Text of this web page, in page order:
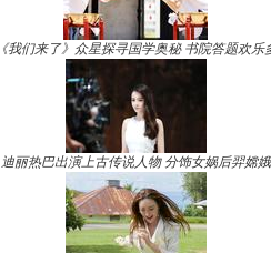
《我们来了》众星探寻国学奥秘 书院答题欢乐
迪丽热巴出演上古传说人物 分饰女娲后羿嫦娥